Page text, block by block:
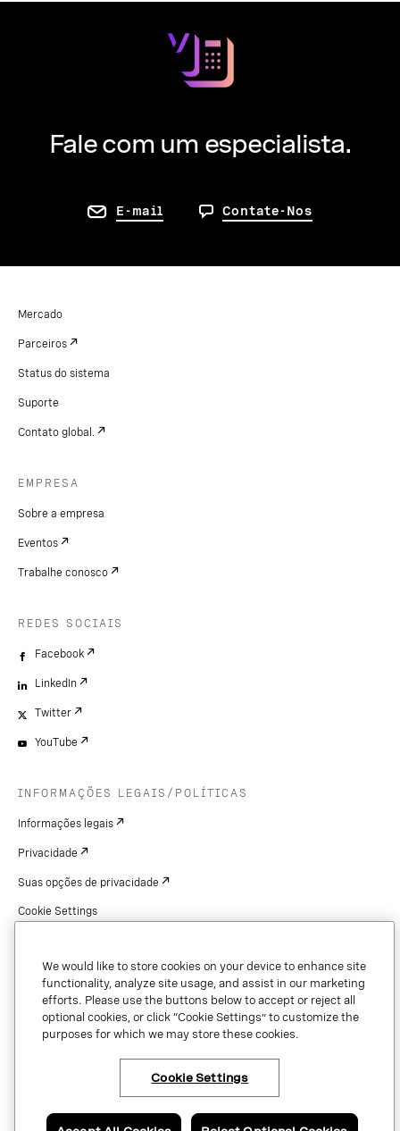
Fale com um especialista.
E-mail Contate-Nos
Copyright © 2026 Vonage. All rights reserved. VONAGE®, the V logo (
Mercado
Parceiros
Status do sistema
Suporte
Contato global.
EMPRESA
Sobre a empresa
Eventos
Trabalhe conosco
REDES SOCIAIS
Facebook
LinkedIn
Twitter
YouTube
INFORMAÇÕES LEGAIS/POLÍTICAS
Informações legais
Privacidade
Suas opções de privacidade
Cookie Settings
Copyright
Segurança e confiança
We would like to store cookies on your device to enhance site
functionality, analyze site usage, and assist in our marketing
efforts. Please use the buttons below to accept or reject all
optional cookies, or click “Cookie Settings” to customize the
purposes for which we may store these cookies.
Cookie Settings